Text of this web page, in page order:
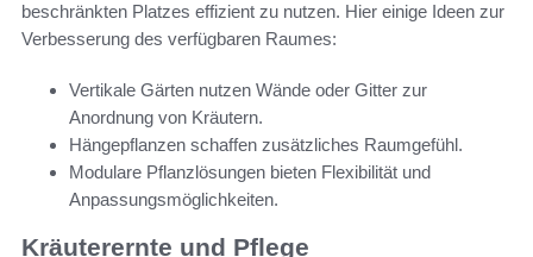
beschränkten Platzes effizient zu nutzen. Hier einige Ideen zur
Verbesserung des verfügbaren Raumes:
Vertikale Gärten nutzen Wände oder Gitter zur
Anordnung von Kräutern.
Hängepflanzen schaffen zusätzliches Raumgefühl.
Modulare Pflanzlösungen bieten Flexibilität und
Anpassungsmöglichkeiten.
Kräuterernte und Pflege